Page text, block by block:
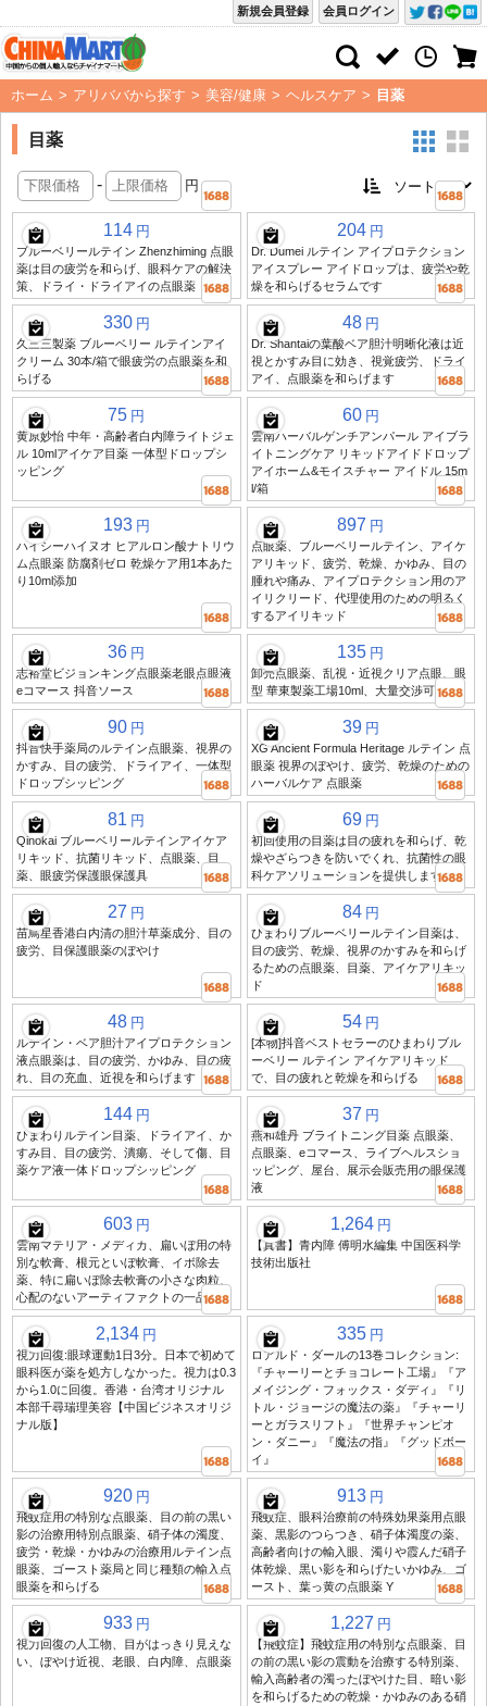
会員ログイン
新規会員登録
ホーム > アリババから探す > 美容/健康 > ヘルスケア > 目薬
目薬
- 円
114 円
ブルーベリールテイン Zhenzhiming 点眼
薬は目の疲労を和らげ、眼科ケアの解決
策、ドライ・ドライアイの点眼薬
204 円
Dr. Dumei ルテイン アイプロテクション
アイスプレー アイドロップは、疲労や乾
燥を和らげるセラムです
330 円
久三三製薬 ブルーベリー ルテインアイ
クリーム 30本/箱で眼疲労の点眼薬を和
らげる
48 円
Dr. Shantaiの葉酸ベア胆汁明晰化液は近
視とかすみ目に効き、視覚疲労、ドライ
アイ、点眼薬を和らげます
75 円
黄原妙怡 中年・高齢者白内障ライトジェ
ル 10mlアイケア目薬 一体型ドロップシ
ッピング
60 円
雲南ハーバルゲンチアンパール アイブラ
イトニングケア リキッドアイドドロップ
アイホーム&モイスチャー アイドル 15m
l/箱
193 円
ハイシーハイヌオ ヒアルロン酸ナトリウ
ム点眼薬 防腐剤ゼロ 乾燥ケア用1本あた
り10ml添加
897 円
点眼薬、ブルーベリールテイン、アイケ
アリキッド、疲労、乾燥、かゆみ、目の
腫れや痛み、アイプロテクション用のア
イリクリード、代理使用のための明るく
するアイリキッド
36 円
志裕堂ビジョンキング点眼薬老眼点眼液
eコマース 抖音ソース
135 円
卸売点眼薬、乱視・近視クリア点眼、眼
型 華東製薬工場10ml、大量交渉可能
90 円
抖音快手薬局のルテイン点眼薬、視界の
かすみ、目の疲労、ドライアイ、一体型
ドロップシッピング
39 円
XG Ancient Formula Heritage ルテイン 点
眼薬 視界のぼやけ、疲労、乾燥のための
ハーバルケア 点眼薬
81 円
Qinokai ブルーベリールテインアイケア
リキッド、抗菌リキッド、点眼薬、目
薬、眼疲労保護眼保護具
69 円
初回使用の目薬は目の疲れを和らげ、乾
燥やざらつきを防いでくれ、抗菌性の眼
科ケアソリューションを提供します
27 円
苗鳥星香港白内清の胆汁草薬成分、目の
疲労、目保護眼薬のぼやけ
84 円
ひまわりブルーベリールテイン目薬は、
目の疲労、乾燥、視界のかすみを和らげ
るための点眼薬、目薬、アイケアリキッ
ド
48 円
ルテイン・ベア胆汁アイプロテクション
液点眼薬は、目の疲労、かゆみ、目の疲
れ、目の充血、近視を和らげます
54 円
[本物]抖音ベストセラーのひまわりブル
ーベリー ルテイン アイケアリキッド
で、目の疲れと乾燥を和らげる
144 円
ひまわりルテイン目薬、ドライアイ、か
すみ目、目の疲労、潰瘍、そして傷、目
薬ケア液一体ドロップシッピング
37 円
燕和雄丹 ブライトニング目薬 点眼薬、
点眼薬、eコマース、ライブヘルスショ
ッピング、屋台、展示会販売用の眼保護
液
603 円
雲南マテリア・メディカ、扁いぼ用の特
別な軟膏、根元といぼ軟膏、イボ除去
薬、特に扁いぼ除去軟膏の小さな肉粒、
心配のないアーティファクトの一品
1,264 円
【真書】青内障 傅明水編集 中国医科学
技術出版社
2,134 円
視力回復:眼球運動1日3分。日本で初めて
眼科医が薬を処方しなかった。視力は0.3
から1.0に回復。香港・台湾オリジナル
本部千尋瑞理美容【中国ビジネスオリジ
ナル版】
335 円
ロアルド・ダールの13巻コレクション:
『チャーリーとチョコレート工場』『ア
メイジング・フォックス・ダディ』『リ
トル・ジョージの魔法の薬』『チャーリ
ーとガラスリフト』『世界チャンピオ
ン・ダニー』『魔法の指』『グッドボー
イ』
920 円
飛蚊症用の特別な点眼薬、目の前の黒い
影の治療用特別点眼薬、硝子体の濁度、
疲労・乾燥・かゆみの治療用ルテイン点
眼薬、ゴースト薬局と同じ種類の輸入点
眼薬を和らげる
913 円
飛蚊症、眼科治療前の特殊効果薬用点眼
薬、黒影のつらつき、硝子体濁度の薬、
高齢者向けの輸入眼、濁りや霞んだ硝子
体乾燥、黒い影を和らげたいかゆみ、ゴ
ースト、葉っ黄の点眼薬 Y
933 円
視力回復の人工物、目がはっきり見えな
い、ぼやけ近視、老眼、白内障、点眼薬
1,227 円
【飛蚊症】飛蚊症用の特別な点眼薬、目
の前の黒い影の震動を治療する特別薬、
輸入高齢者の濁ったぼやけた目、暗い影
を和らげるための乾燥・かゆみのある硝